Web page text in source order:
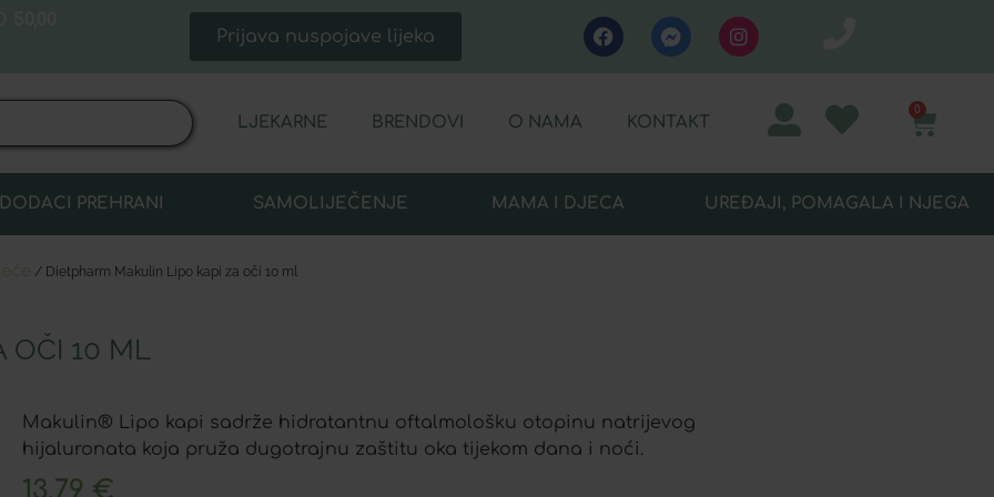
Prijava nuspojave lijeka
LJEKARNE BRENDOVI O NAMA KONTAKT
0
DODACI PREHRANI SAMOLIJEČENJE MAMA I DJECA UREĐAJI, POMAGALA I NJEGA
/ Dietpharm Makulin Lipo kapi za oči 10 ml
OČI 10 ML
Makulin® Lipo kapi sadrže hidratantnu oftalmološku otopinu natrijevog
hijaluronata koja pruža dugotrajnu zaštitu oka tijekom dana i noći.